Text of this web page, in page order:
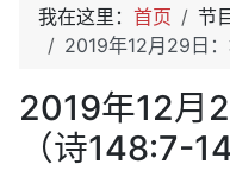
我在这里： 首页 节
2019年12月29日
2019年12月
（诗148:7-14